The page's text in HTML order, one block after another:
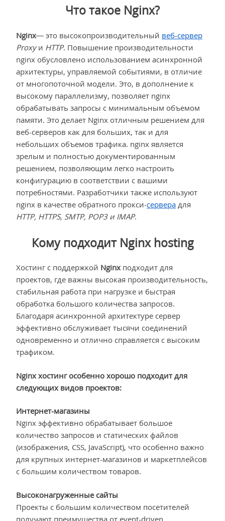
Что такое Nginx?
Nginx— это высокопроизводительный веб-сервер
Proxyи HTTP. Повышение производительности
nginx обусловлено использованием асинхронной
архитектуры, управляемой событиями, в отличие
от многопоточной модели. Это, в дополнение к
высокому параллелизму, позволяет nginx
обрабатывать запросы с минимальным объемом
памяти. Это делает Nginx отличным решением для
веб-серверов как для больших, так и для
небольших объемов трафика. nginx является
зрелым и полностью документированным
решением, позволяющим легко настроить
конфигурацию в соответствии с вашими
потребностями. Разработчики также используют
nginx в качестве обратного прокси-сервера для
HTTP, HTTPS, SMTP, POP3 и IMAP.
Кому подходит Nginx hosting
Хостинг с поддержкой Nginxподходит для
проектов, где важны высокая производительность,
стабильная работа при нагрузке и быстрая
обработка большого количества запросов.
Благодаря асинхронной архитектуре сервер
эффективно обслуживает тысячи соединений
одновременно и отлично справляется с высоким
трафиком.
Nginx хостинг особенно хорошо подходит для
следующих видов проектов:
Интернет-магазины
Nginx эффективно обрабатывает большое
количество запросов и статических файлов
(изображения, CSS, JavaScript), что особенно важно
для крупных интернет-магазинов и маркетплейсов
с большим количеством товаров.
Высоконагруженные сайты
Проекты с большим количеством посетителей
получают преимущества от event-driven